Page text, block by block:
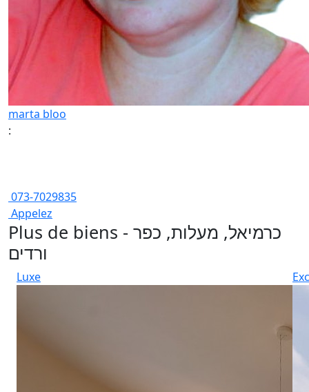
marta bloo
:
073-7029835
Appelez
Plus de biens - כרמיאל, מעלות, כפר
ורדים
Luxe